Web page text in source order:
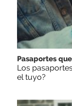
Pasaportes
Los
el tuyo?